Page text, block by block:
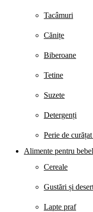
Tacâmuri
Cănițe
Biberoane
Tetine
Suzete
Detergenți
Perie de
Alimente pentru
Cereale
Gustări și
Lapte praf